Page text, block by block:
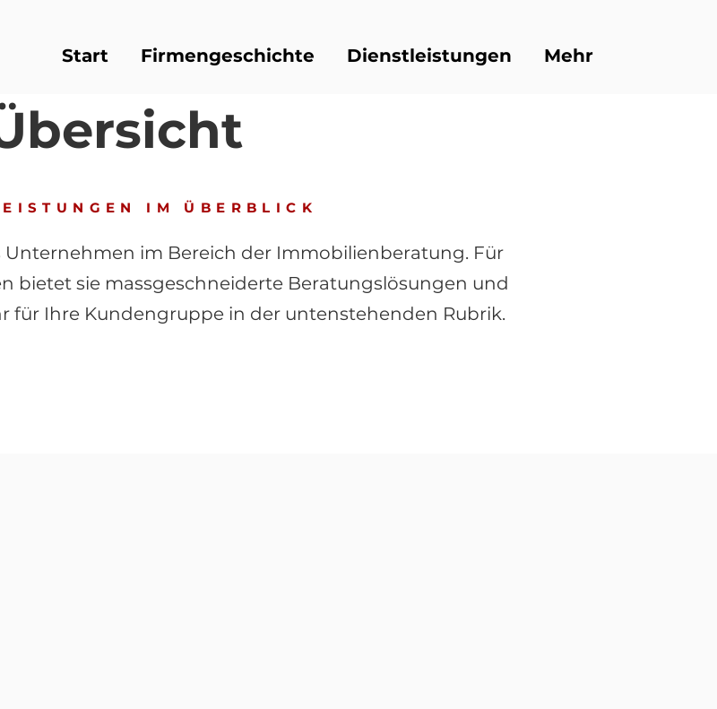
Start Firmengeschichte Dienstleistungen Mehr
IM ÜBERBLICK
Unternehmen im Bereich der Immobilienberatung. Für
bietet sie massgeschneiderte Beratungslösungen und
für Ihre Kundengruppe in der untenstehenden Rubrik.